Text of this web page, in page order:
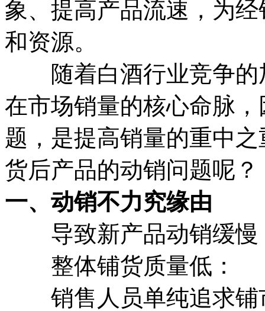
象、提高产品流速，为
和资源。
随着白酒行业竞争的
在市场销量的核心命脉
题，是提高销量的重中
货后产品的动销问题呢？
一、动销不力究缘由
导致新产品动销缓慢
整体铺货质量低：
销售人员单纯追求铺